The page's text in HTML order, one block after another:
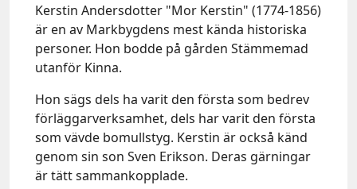
Kerstin Andersdotter "Mor Kerstin" (1774-1856)
är en av Markbygdens mest kända historiska
personer. Hon bodde på gården Stämmemad
utanför Kinna.
Hon sägs dels ha varit den första som bedrev
förläggarverksamhet, dels har varit den första
som vävde bomullstyg. Kerstin är också känd
genom sin son Sven Erikson. Deras gärningar
är tätt sammankopplade.